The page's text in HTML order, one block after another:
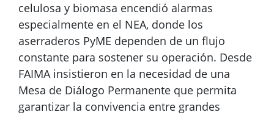
celulosa y biomasa encendió alarmas
especialmente en el NEA, donde los
aserraderos PyME dependen de un flujo
constante para sostener su operación. Desde
FAIMA insistieron en la necesidad de una
Mesa de Diálogo Permanente que permita
garantizar la convivencia entre grandes